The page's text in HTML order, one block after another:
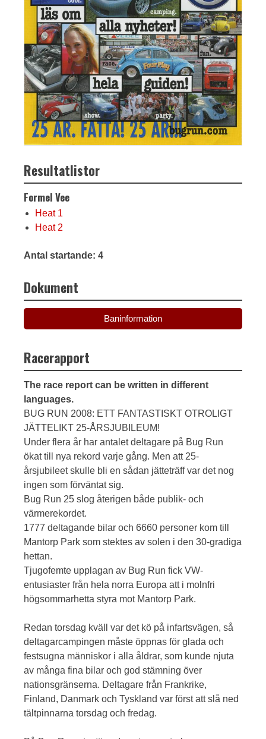
Resultatlistor
Formel Vee
Heat 1
Heat 2
Antal startande: 4
Dokument
Baninformation
Racerapport
The race report can be written in different
languages.
BUG RUN 2008: ETT FANTASTISKT OTROLIGT
JÄTTELIKT 25-ÅRSJUBILEUM!
Under flera år har antalet deltagare på Bug Run
ökat till nya rekord varje gång. Men att 25-
årsjubileet skulle bli en sådan jätteträff var det nog
ingen som förväntat sig.
Bug Run 25 slog återigen både publik- och
värmerekordet.
1777 deltagande bilar och 6660 personer kom till
Mantorp Park som stektes av solen i den 30-gradiga
hettan.
Tjugofemte upplagan av Bug Run fick VW-
entusiaster från hela norra Europa att i molnfri
högsommarhetta styra mot Mantorp Park.
Redan torsdag kväll var det kö på infartsvägen, så
deltagarcampingen måste öppnas för glada och
festsugna människor i alla åldrar, som kunde njuta
av många fina bilar och god stämning över
nationsgränserna. Deltagare från Frankrike,
Finland, Danmark och Tyskland var först att slå ned
tältpinnarna torsdag och fredag.